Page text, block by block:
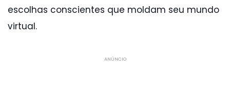
escolhas conscientes que moldam seu mundo
virtual.
ANÚNCIO